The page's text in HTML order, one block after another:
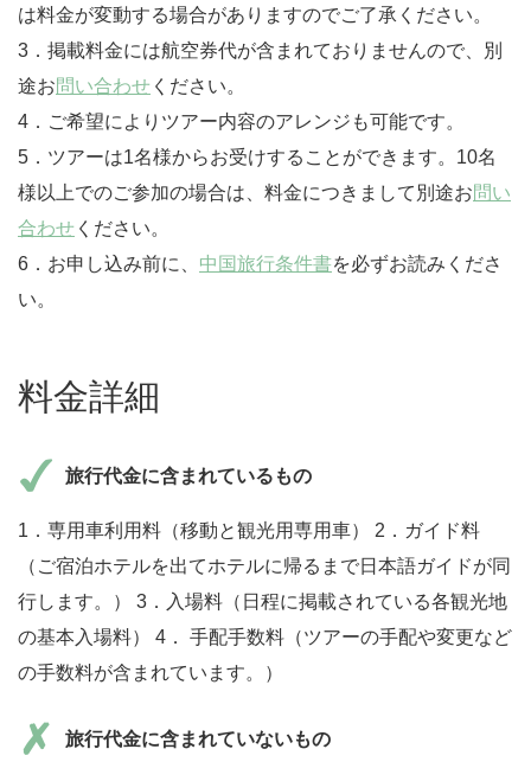
は料金が変動する場合がありますのでご了承ください。
3．掲載料金には航空券代が含まれておりませんので、別
途お問い合わせ ください。
4．ご希望によりツアー内容のアレンジも可能です。
5．ツアーは1名様からお受けすることができます。10名
様以上でのご参加の場合は、料金につきまして別途お問い
合わせ ください。
6．お申し込み前に、 中国旅行条件書を必ずお読みくださ
い。
料金詳細
旅行代金に含まれているもの
1．専用車利用料（移動と観光用専用車） 2．ガイド料
（ご宿泊ホテルを出てホテルに帰るまで日本語ガイドが同
行します。） 3．入場料（日程に掲載されている各観光地
の基本入場料） 4． 手配手数料（ツアーの手配や変更など
の手数料が含まれています。）
旅行代金に含まれていないもの